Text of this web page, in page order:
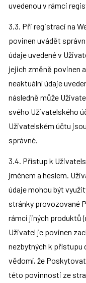
uvedenou v rámci
3.3. Při registraci na
povinen uvádět
údaje uvedené v
jejich změně povinen
neaktuální údaje
následně může
svého Uživatelského
Uživatelském účtu
správné.
3.4. Přístup k
jménem a heslem.
údaje mohou být
stránky provozované
rámci jiných produktů
Uživatel je povinen
nezbytných k přístupu
vědomí, že
této povinnosti ze